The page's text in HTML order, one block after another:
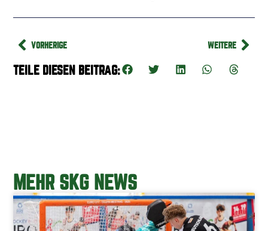
VORHERIGE WEITERE
TEILE DIESEN BEITRAG:
MEHR SKG NEWS